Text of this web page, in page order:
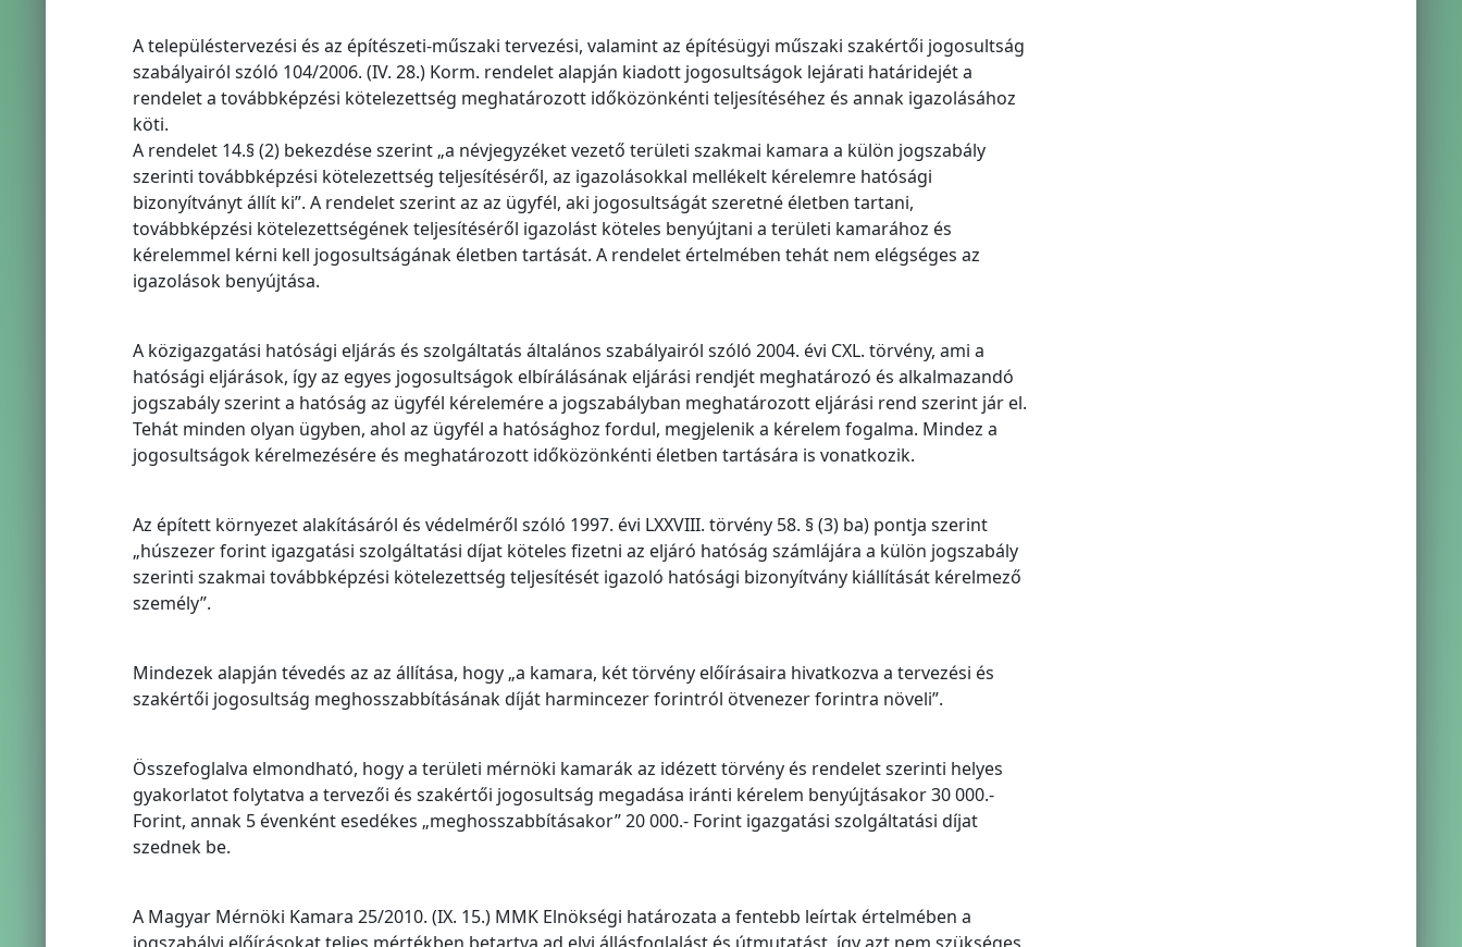
A településtervezési és az építészeti-műszaki tervezési, valamint az építésügyi műszaki szakértői jogosultság
szabályairól szóló 104/2006. (IV. 28.) Korm. rendelet alapján kiadott jogosultságok lejárati határidejét a
rendelet a továbbképzési kötelezettség meghatározott időközönkénti teljesítéséhez és annak igazolásához
köti.
A rendelet 14.§ (2) bekezdése szerint „a névjegyzéket vezető területi szakmai kamara a külön jogszabály
szerinti továbbképzési kötelezettség teljesítéséről, az igazolásokkal mellékelt kérelemre hatósági
bizonyítványt állít ki”. A rendelet szerint az az ügyfél, aki jogosultságát szeretné életben tartani,
továbbképzési kötelezettségének teljesítéséről igazolást köteles benyújtani a területi kamarához és
kérelemmel kérni kell jogosultságának életben tartását. A rendelet értelmében tehát nem elégséges az
igazolások benyújtása.
A közigazgatási hatósági eljárás és szolgáltatás általános szabályairól szóló 2004. évi CXL. törvény, ami a
hatósági eljárások, így az egyes jogosultságok elbírálásának eljárási rendjét meghatározó és alkalmazandó
jogszabály szerint a hatóság az ügyfél kérelemére a jogszabályban meghatározott eljárási rend szerint jár el.
Tehát minden olyan ügyben, ahol az ügyfél a hatósághoz fordul, megjelenik a kérelem fogalma. Mindez a
jogosultságok kérelmezésére és meghatározott időközönkénti életben tartására is vonatkozik.
Az épített környezet alakításáról és védelméről szóló 1997. évi LXXVIII. törvény 58. § (3) ba) pontja szerint
„húszezer forint igazgatási szolgáltatási díjat köteles fizetni az eljáró hatóság számlájára a külön jogszabály
szerinti szakmai továbbképzési kötelezettség teljesítését igazoló hatósági bizonyítvány kiállítását kérelmező
személy”.
Mindezek alapján tévedés az az állítása, hogy „a kamara, két törvény előírásaira hivatkozva a tervezési és
szakértői jogosultság meghosszabbításának díját harmincezer forintról ötvenezer forintra növeli”.
Összefoglalva elmondható, hogy a területi mérnöki kamarák az idézett törvény és rendelet szerinti helyes
gyakorlatot folytatva a tervezői és szakértői jogosultság megadása iránti kérelem benyújtásakor 30 000.-
Forint, annak 5 évenként esedékes „meghosszabbításakor” 20 000.- Forint igazgatási szolgáltatási díjat
szednek be.
A Magyar Mérnöki Kamara 25/2010. (IX. 15.) MMK Elnökségi határozata a fentebb leírtak értelmében a